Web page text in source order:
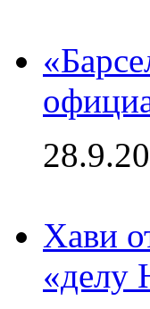
Хави
«делу